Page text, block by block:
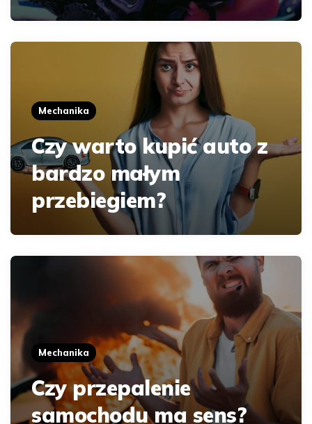
Mechanika
Czy warto kupić auto z
bardzo małym
przebiegiem?
Mechanika
Czy przepalenie
samochodu ma sens?